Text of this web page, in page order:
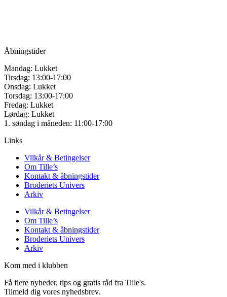
Åbningstider
Mandag: Lukket
Tirsdag: 13:00-17:00
Onsdag: Lukket
Torsdag: 13:00-17:00
Fredag: Lukket
Lørdag: Lukket
1. søndag i måneden: 11:00-17:00
Links
Vilkår & Betingelser
Om Tille’s
Kontakt & åbningstider
Broderiets Univers
Arkiv
Vilkår & Betingelser
Om Tille’s
Kontakt & åbningstider
Broderiets Univers
Arkiv
Kom med i klubben
Få flere nyheder, tips og gratis råd fra Tille's.
Tilmeld dig vores nyhedsbrev.